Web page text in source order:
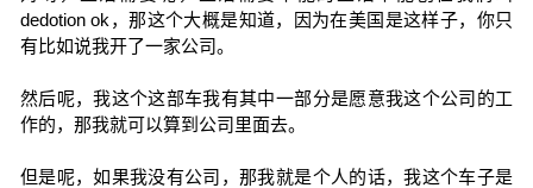
dedotion ok，那这个大概是知道，因为在美国是这样子，你只
有比如说我开了一家公司。
然后呢，我这个这部车我有其中一部分是愿意我这个公司的工
作的，那我就可以算到公司里面去。
但是呢，如果我没有公司，那我就是个人的话，我这个车子是